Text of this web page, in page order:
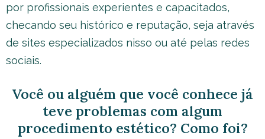
por profissionais experientes e capacitados,
checando seu histórico e reputação, seja através
de sites especializados nisso ou até pelas redes
sociais.
Você ou alguém que você conhece já
teve problemas com algum
procedimento estético? Como foi?